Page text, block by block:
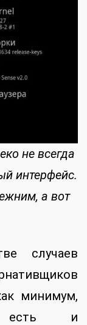
не всегда
интерфейс.
а вот
случаев
минимум,
есть и